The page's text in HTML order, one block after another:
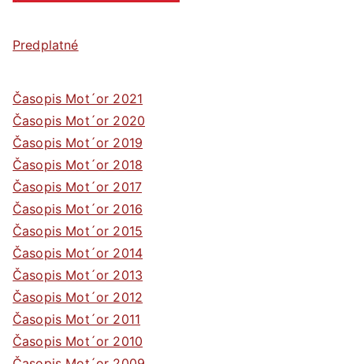
Predplatné
Časopis Mot´or 2021
Časopis Mot´or 2020
Časopis Mot´or 2019
Časopis Mot´or 2018
Časopis Mot´or 2017
Časopis Mot´or 2016
Časopis Mot´or 2015
Časopis Mot´or 2014
Časopis Mot´or 2013
Časopis Mot´or 2012
Časopis Mot´or 2011
Časopis Mot´or 2010